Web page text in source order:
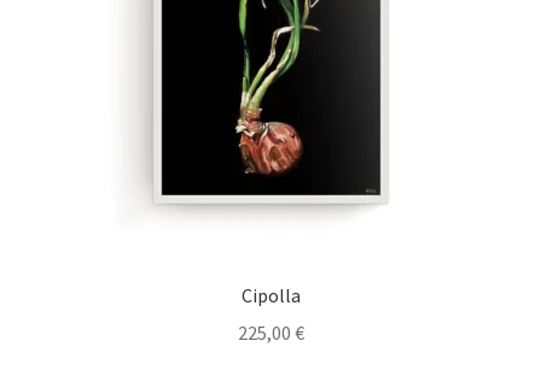
Cipolla
225,00 €